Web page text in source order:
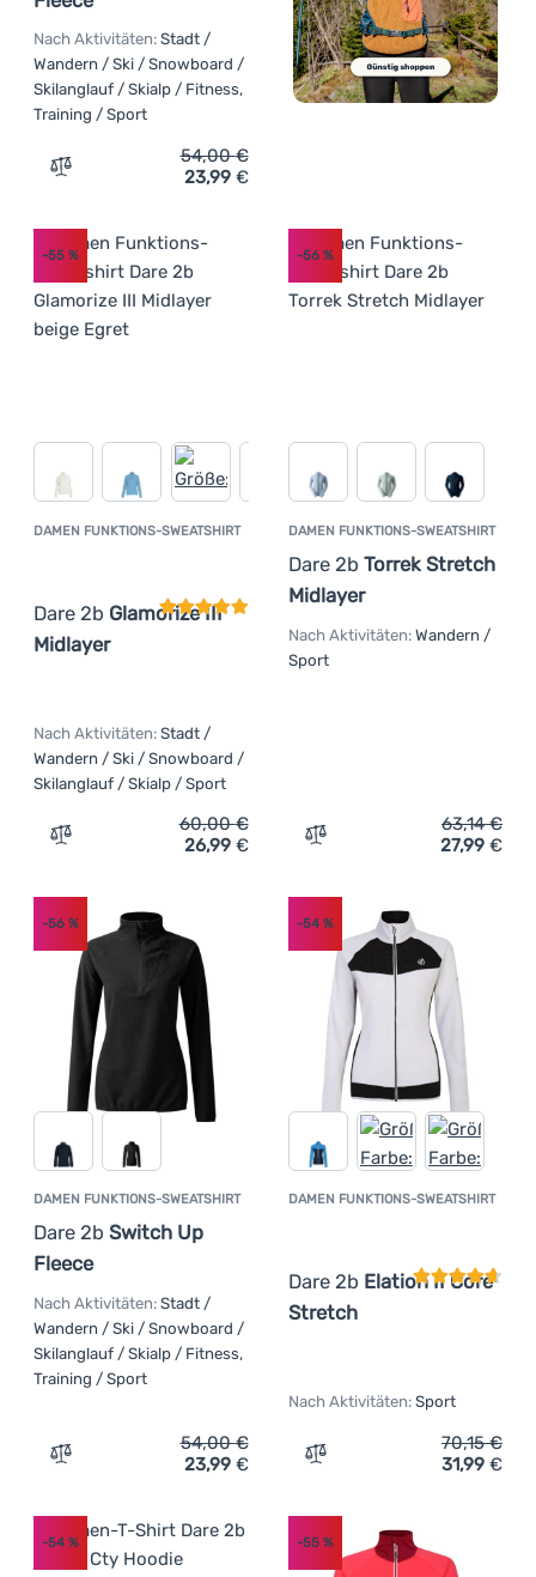
Nach Aktivitäten: Stadt /
Wandern / Ski / Snowboard /
Skilanglauf / Skialp / Fitness,
Training / Sport
Zum Vergleich 'Damen Funktions-Sweatshirt Dare 2b
54,00€
23,99 €
DAMEN FUNKTIONS-SWEATSHIRT
Dare 2b Glamorize III
Midlayer
Kundenbewertung
-55 %
Nach Aktivitäten: Stadt /
Wandern / Ski / Snowboard /
Skilanglauf / Skialp / Sport
Zum Vergleich 'Damen Funktions-Sweatshirt Dare 2b
60,00€
26,99 €
DAMEN FUNKTIONS-SWEATSHIRT
Dare 2b Torrek Stretch
Midlayer
-56%
Nach Aktivitäten: Wandern /
Sport
Zum Vergleich 'Damen
63,14€
27,99 €
DAMEN FUNKTIONS-SWEATSHIRT
Dare 2b Switch Up
Fleece
-56 %
Nach Aktivitäten: Stadt /
Wandern / Ski / Snowboard /
Skilanglauf / Skialp / Fitness,
Training / Sport
Zum Vergleich 'Damen Funktions-Sweatshirt Dare 2b
54,00€
23,99 €
DAMEN FUNKTIONS-SWEATSHIRT
Dare 2b Elation II Core
Stretch
-54%
Nach Aktivitäten: Sport
Zum Vergleich 'Damen
70,15€
31,99 €
-54 % -55%